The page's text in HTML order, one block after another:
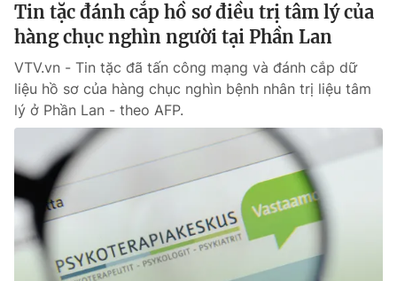
Góc doanh nghiệp
Truyền hình
Phim VTV
Hậu trường
Nhân vật
Khán giả
Giải sao mai
Giải trí
Điện ảnh
Âm nhạc
Sao
Đời sống
Du lịch
Làm đẹp
Chất lượng cuộc sống
Giáo dục
Tuyển sinh
Học trực tuyến
Công nghệ
Hitech Công nghệ tương lai
Giao lưu trực tuyến
Tin tặc đánh cắp hồ sơ điều trị tâm lý của
hàng chục nghìn người tại Phần Lan
VTV.vn - Tin tặc đã tấn công mạng và đánh cắp dữ
liệu hồ sơ của hàng chục nghìn bệnh nhân trị liệu tâm
lý ở Phần Lan - theo AFP.